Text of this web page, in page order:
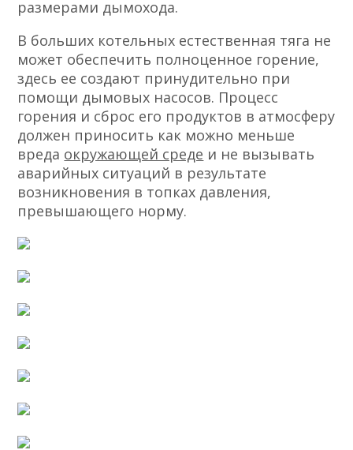
размерами дымохода.
В больших котельных естественная тяга не
может обеспечить полноценное горение,
здесь ее создают принудительно при
помощи дымовых насосов. Процесс
горения и сброс его продуктов в атмосферу
должен приносить как можно меньше
вреда окружающей среде и не вызывать
аварийных ситуаций в результате
возникновения в топках давления,
превышающего норму.